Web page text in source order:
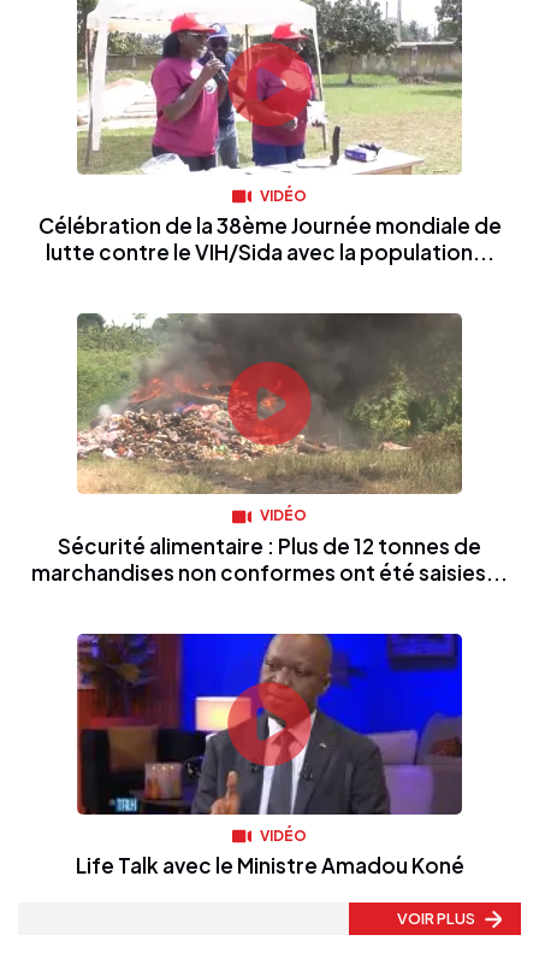
VIDÉO
Célébration de la 38ème Journée mondiale de
lutte contre le VIH/Sida avec la population...
VIDÉO
Sécurité alimentaire : Plus de 12 tonnes de
marchandises non conformes ont été saisies...
VIDÉO
Life Talk avec le Ministre Amadou Koné
VOIR PLUS